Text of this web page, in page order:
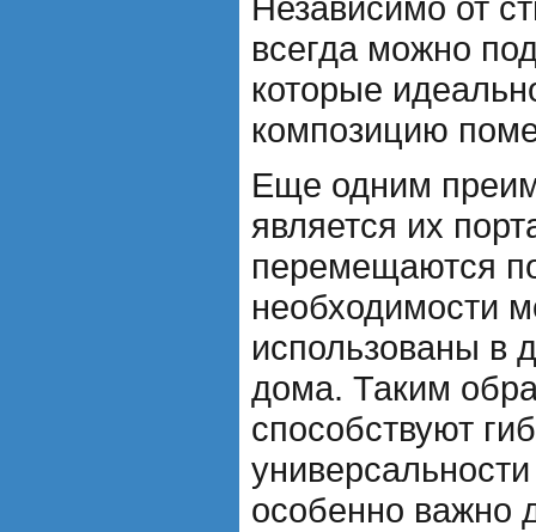
всегда можно
которые
композицию
Еще одним
является их
перемещаются
необходимости
использованы в
дома. Таким
способствуют
особенно важно